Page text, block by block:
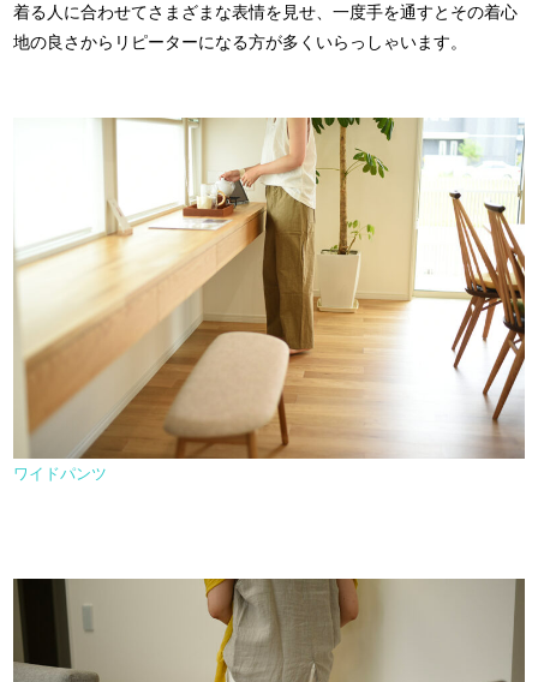
着る人に合わせてさまざまな表情を見せ、一度手を通すとその着心
地の良さからリピーターになる方が多くいらっしゃいます。
ワイドパンツ